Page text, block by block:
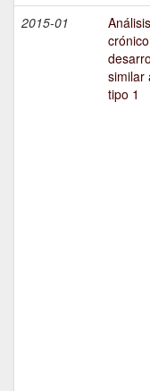
2015-01
similar
tipo 1